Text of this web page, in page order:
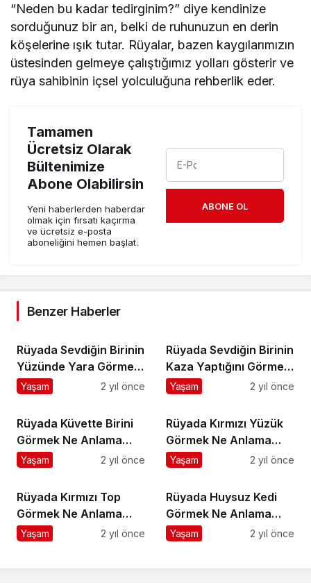
“Neden bu kadar tedirginim?” diye kendinize
sorduğunuz bir an, belki de ruhunuzun en derin
köşelerine ışık tutar. Rüyalar, bazen kaygılarımızın
üstesinden gelmeye çalıştığımız yolları gösterir ve
rüya sahibinin içsel yolculuğuna rehberlik eder.
Tamamen
Ücretsiz Olarak
Bültenimize
Abone Olabilirsin
Yeni haberlerden haberdar
olmak için fırsatı kaçırma
ve ücretsiz e-posta
aboneliğini hemen başlat.
ABONE OL
Benzer Haberler
Rüyada Sevdiğin Birinin
Yüzünde Yara Görmek
Ne Anlama Gelir?
Yaşam 2 yıl önce
Rüyada Sevdiğin Birinin
Kaza Yaptığını Görmek
Ne Anlama Gelir?
Yaşam 2 yıl önce
Rüyada Küvette Birini
Görmek Ne Anlama
Gelir?
Yaşam 2 yıl önce
Rüyada Kırmızı Yüzük
Görmek Ne Anlama
Gelir?
Yaşam 2 yıl önce
Rüyada Kırmızı Top
Görmek Ne Anlama
Gelir?
Yaşam 2 yıl önce
Rüyada Huysuz Kedi
Görmek Ne Anlama
Gelir?
Yaşam 2 yıl önce